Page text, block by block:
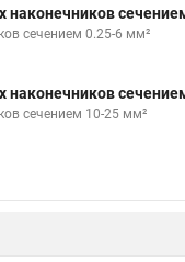
сечением 0.25-6 мм²
сечением 10-25 мм²